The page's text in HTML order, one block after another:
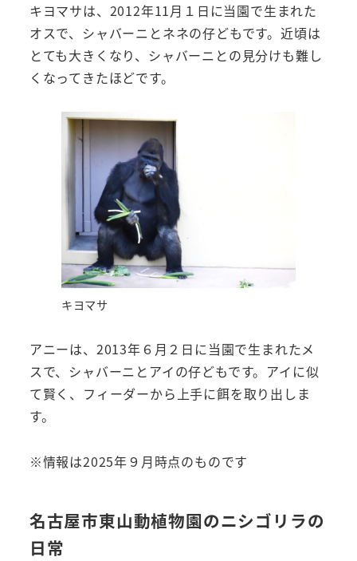
キヨマサは、2012年11月１日に当園で生まれた
オスで、シャバーニとネネの仔どもです。近頃は
とても大きくなり、シャバーニとの見分けも難し
くなってきたほどです。
キヨマサ
アニーは、2013年６月２日に当園で生まれたメ
スで、シャバーニとアイの仔どもです。アイに似
て賢く、フィーダーから上手に餌を取り出しま
す。
※情報は2025年９月時点のものです
名古屋市東山動植物園のニシゴリラの
日常